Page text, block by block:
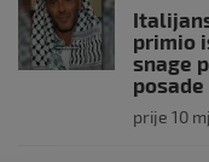
primio
snage
posade
prije 10